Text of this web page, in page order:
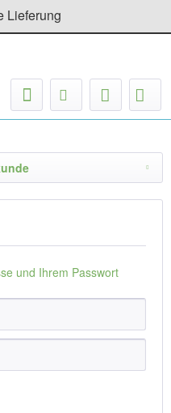
Lieferung
und Ihrem Passwort